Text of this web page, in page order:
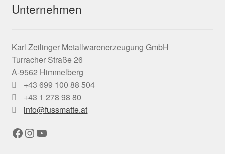
Unternehmen
Karl Zeilinger Metallwarenerzeugung GmbH
Turracher Straße 26
A-9562 Himmelberg
+43 699 100 88 504
+43 1 278 98 80
info@fussmatte.at
Facebook
Instagram
YouTube